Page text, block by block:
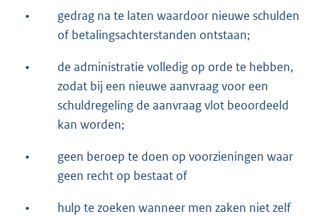
•
gedrag na te laten waardoor nieuwe schulden
of betalingsachterstanden ontstaan;
•
de administratie volledig op orde te hebben,
zodat bij een nieuwe aanvraag voor een
schuldregeling de aanvraag vlot beoordeeld
kan worden;
•
geen beroep te doen op voorzieningen waar
geen recht op bestaat of
• hulp te zoeken wanneer men zaken niet zelf